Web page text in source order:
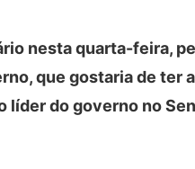
nesta quarta-feira,
que gostaria de ter
do governo no